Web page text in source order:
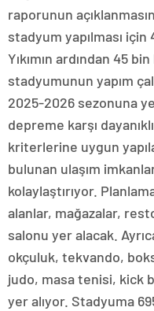
raporunun
stadyum yapılması için
Yıkımın ardından 45
stadyumunun yapım
2025-2026 sezonuna
depreme karşı
kriterlerine uygun
bulunan ulaşım
kolaylaştırıyor.
alanlar, mağazalar,
salonu yer alacak.
okçuluk, tekvando,
judo, masa tenisi, kick
yer alıyor. Stadyuma